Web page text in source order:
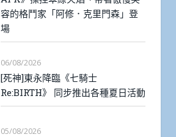
容的格鬥家「阿修．克里門森」登
場
06/08/2026
[死神]東永降臨《七騎士
Re:BIRTH》 同步推出各種夏日活動
05/08/2026